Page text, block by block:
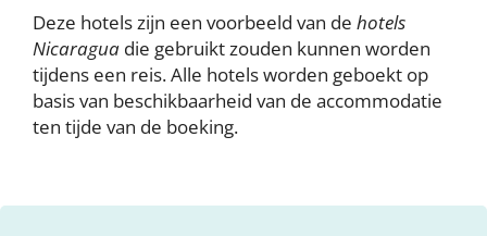
Deze hotels zijn een voorbeeld van de hotels
Nicaragua die gebruikt zouden kunnen worden
tijdens een reis. Alle hotels worden geboekt op
basis van beschikbaarheid van de accommodatie
ten tijde van de boeking.